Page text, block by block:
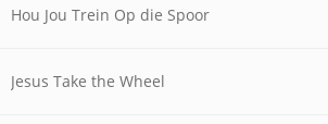
Hou Jou Trein Op die Spoor
Jesus Take the Wheel